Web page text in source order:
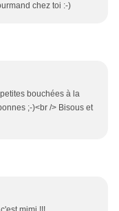
chez toi :-)
bouchées à la
;-)<br /> Bisous et